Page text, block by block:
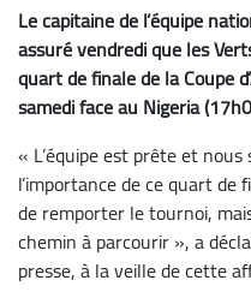
Le capitaine de l’équipe
assuré vendredi que les
quart de finale de la Coupe
samedi face au Nigeria
« L’équipe est prête et
l’importance de ce quart
de remporter le tournoi,
chemin à parcourir », a
presse, à la veille de cette